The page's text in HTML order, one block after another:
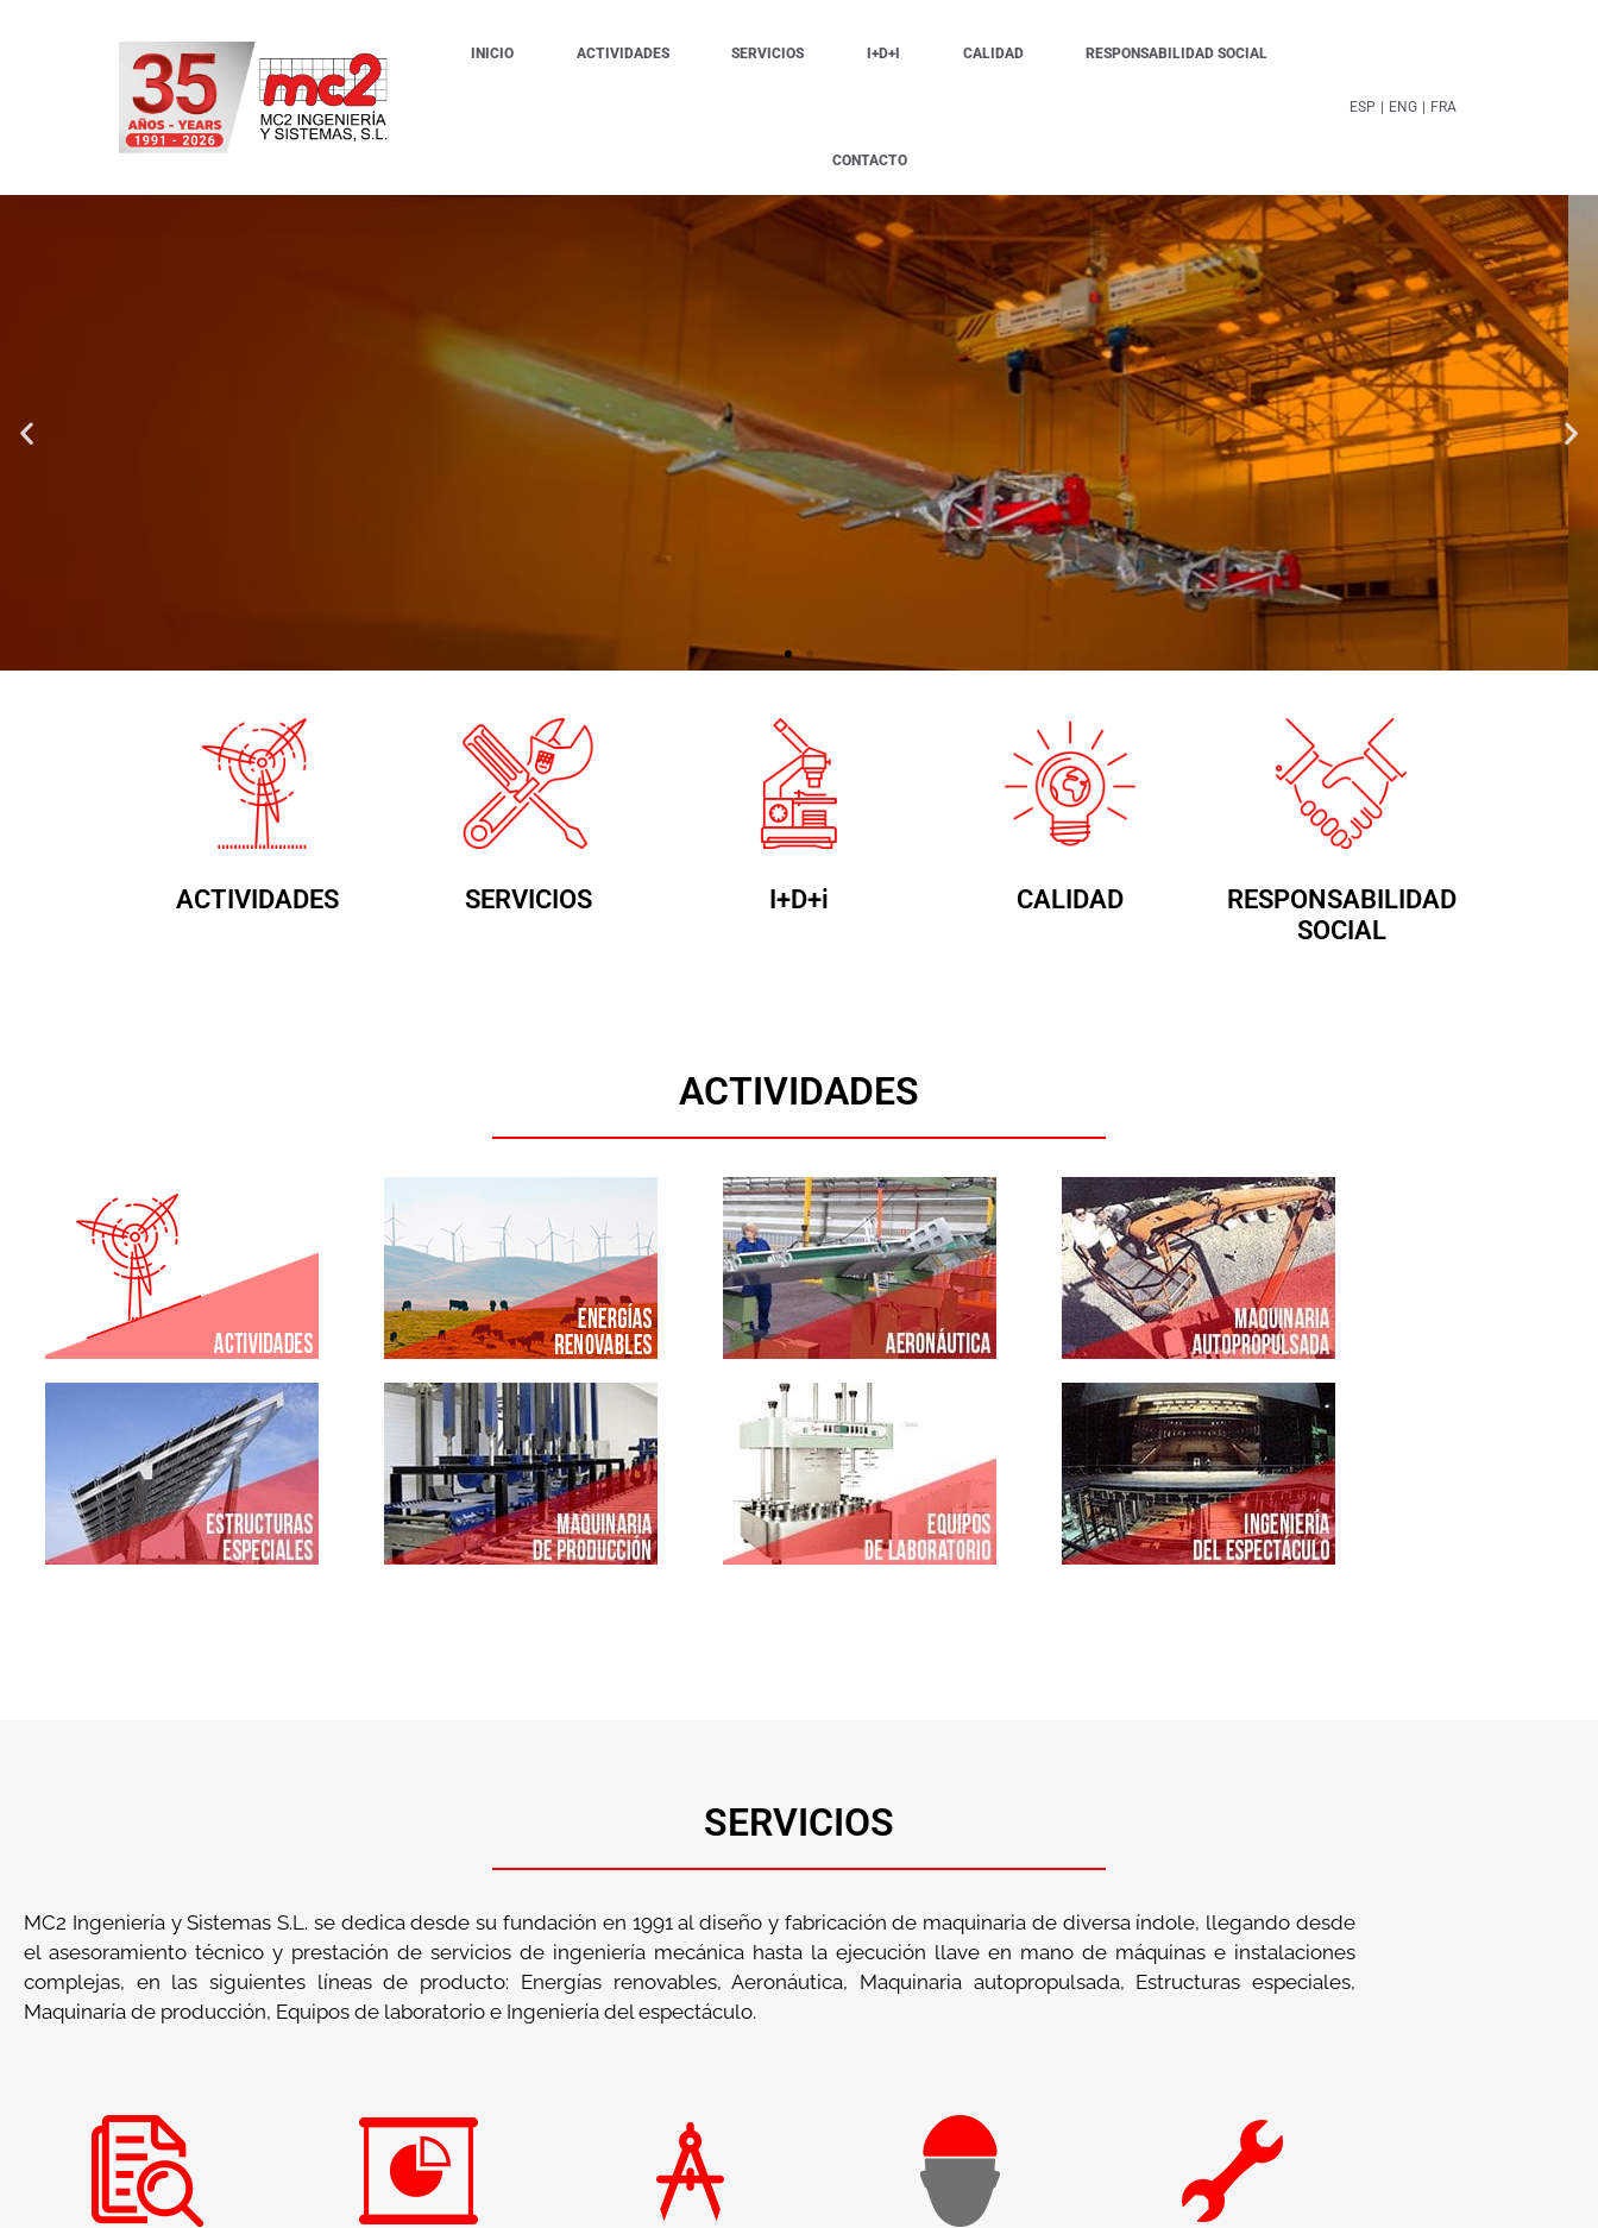
INICIO ACTIVIDADES SERVICIOS I+D+I CALIDAD RESPONSABILIDAD SOCIAL
CONTACTO
ESP ENG FRA
Experiencia
y fabricación deACTIVIDADES SERVICIOS I+D+i CALIDAD
RESPONSABILIDAD
SOCIAL
ACTIVIDADES
SERVICIOS
MC2 Ingeniería y Sistemas S.L. se dedica desde su fundación en 1991 al diseño y fabricación de maquinaria de diversa índole, llegando desde
el asesoramiento técnico y prestación de servicios de ingeniería mecánica hasta la ejecución llave en mano de máquinas e instalaciones
complejas, en las siguientes líneas de producto: Energías renovables, Aeronáutica, Maquinaria autopropulsada, Estructuras especiales,
Maquinaría de producción, Equipos de laboratorio e Ingeniería del espectáculo.